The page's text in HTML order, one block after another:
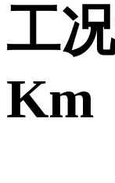
工
Km